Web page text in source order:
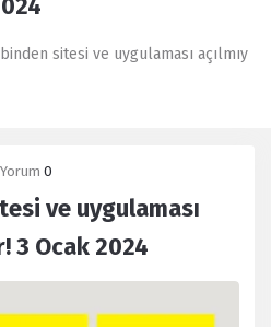
sitesi ve uygulaması açılmıy
Yorum 0
ve uygulaması
3 Ocak 2024